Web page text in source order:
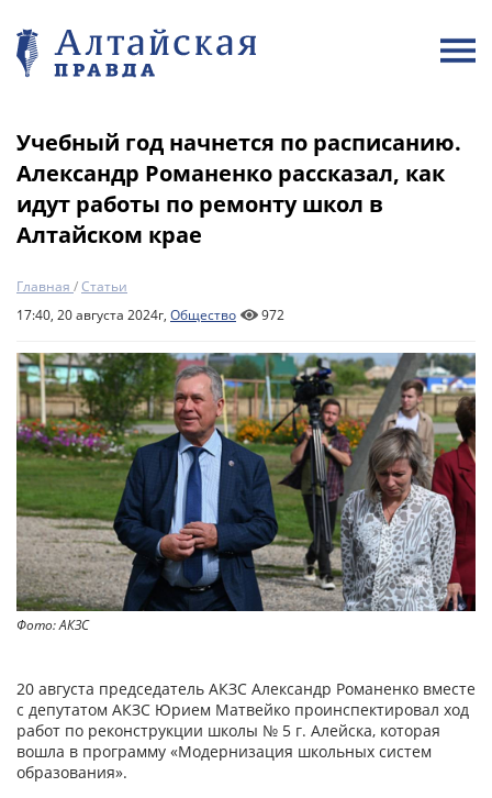
Учебный год начнется по расписанию.
Александр Романенко рассказал, как
идут работы по ремонту школ в
Алтайском крае
Главная /Статьи
17:40, 20 августа 2024г, Общество 972
Фото: АКЗС
20 августа председатель АКЗС Александр Романенко вместе
с депутатом АКЗС Юрием Матвейко проинспектировал ход
работ по реконструкции школы № 5 г. Алейска, которая
вошла в программу «Модернизация школьных систем
образования».